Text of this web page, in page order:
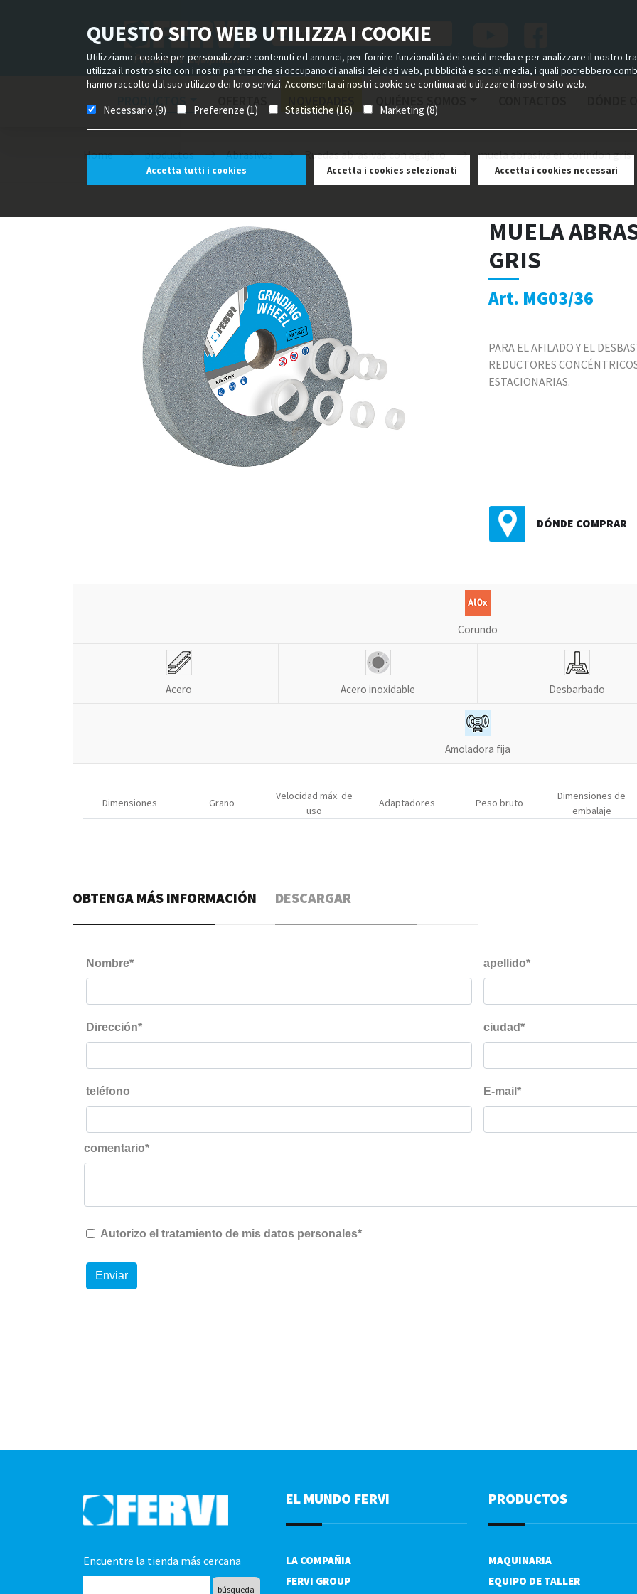
QUESTO SITO WEB UTILIZZA I COOKIE
Utilizziamo i cookie per personalizzare contenuti ed annunci, per fornire funzionalità dei social media e per analizzare il nostro
utilizza il nostro sito con i nostri partner che si occupano di analisi dei dati web, pubblicità e social media, i quali potrebbero
hanno raccolto dal suo utilizzo dei loro servizi. Acconsenta ai nostri cookie se continua ad utilizzare il nostro sito web.
Necessario (9) Preferenze (1) Statistiche (16) Marketing (8)
Accetta tutti i cookies Accetta i cookies selezionati Accetta i cookies necessari
PRODUCTOS
Home productos Abrasivos Ruedas abrasivas con agujero muela abrasiva en corindon gris
MUELA
GRIS
Art. MG03/36
PARA EL AFILADO Y EL
REDUCTORES
ESTACIONARIAS.
DÓNDE COMPRAR
Corundo
Acero Acero inoxidable Desbarbado
Amoladora fija
Dimensiones Grano
Velocidad máx. de
uso
Adaptadores Peso bruto
Dimensiones de
embalaje
OBTENGA MÁS INFORMACIÓN DESCARGAR
Encuentre la tienda más cercana
EL MUNDO FERVI
LA COMPAÑIA
FERVI GROUP
PRODUCTOS
MAQUINARIA
EQUIPO DE TALLER